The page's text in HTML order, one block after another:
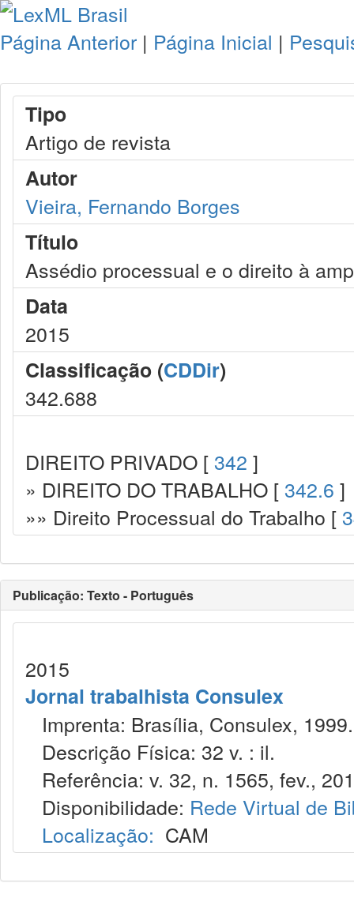
Página Anterior | Página Inicial |
Tipo
Artigo de revista
Autor
Vieira, Fernando Borges
Título
Assédio processual e o direito à
Data
2015
Classificação (CDDir)
342.688
DIREITO PRIVADO [ 342 ]
» DIREITO DO TRABALHO [ 342.6 ]
»» Direito Processual do Trabalho [
Publicação: Texto - Português
2015
Jornal trabalhista Consulex
Imprenta: Brasília, Consulex, 1999.
Descrição Física: 32 v. : il.
Referência: v. 32, n. 1565, fev.,
Disponibilidade: Rede Virtual de
Localização: CAM